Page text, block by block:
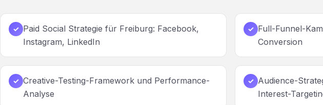
✓ Paid Social Strategie für Freiburg: Facebook,
Instagram, LinkedIn
✓ Full-Funnel-
Conversion
✓ Creative-Testing-Framework und Performance-
Analyse
✓ Audience-
Interest-